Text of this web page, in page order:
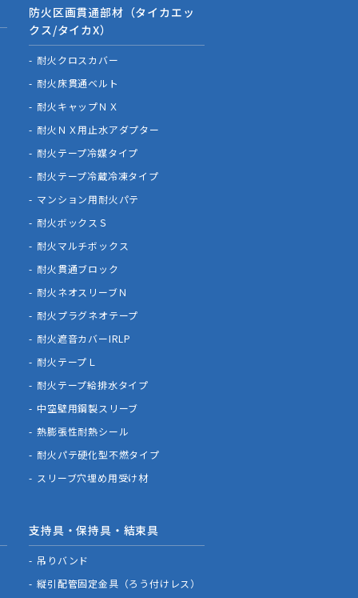
防火区画貫通部材（タイカエッ
クス/タイカX）
耐火クロスカバー
耐火床貫通ベルト
耐火キャップＮＸ
耐火ＮＸ用止水アダプター
耐火テープ冷媒タイプ
耐火テープ冷蔵冷凍タイプ
マンション用耐火パテ
耐火ボックスＳ
耐火マルチボックス
耐火貫通ブロック
耐火ネオスリーブＮ
耐火プラグネオテープ
耐火遮音カバーIRLP
耐火テープＬ
耐火テープ給排水タイプ
中空壁用鋼製スリーブ
熱膨張性耐熱シール
耐火パテ硬化型不燃タイプ
スリーブ穴埋め用受け材
支持具・保持具・結束具
吊りバンド
縦引配管固定金具（ろう付けレス）